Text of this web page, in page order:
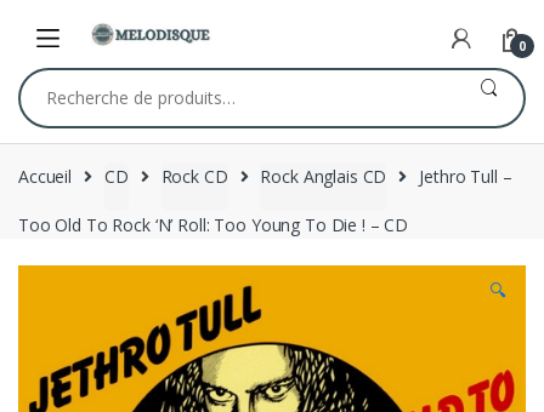
navigation
content
0
Recherche
pour :
Accueil CD Rock CD Rock Anglais CD Jethro Tull –
Too Old To Rock ‘N’ Roll: Too Young To Die ! – CD
🔍